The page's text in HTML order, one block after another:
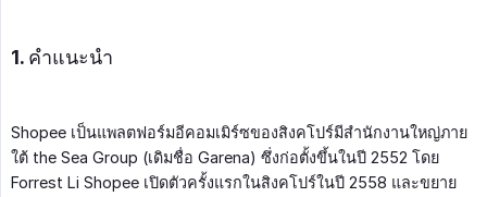
1. คำแนะนำ
Shopee เป็นแพลตฟอร์มอีคอมเมิร์ซของสิงคโปร์มีสำนักงานใหญ่ภาย
ใต้ the Sea Group (เดิมชื่อ Garena) ซึ่งก่อตั้งขึ้นในปี 2552 โดย
Forrest Li Shopee เปิดตัวครั้งแรกในสิงคโปร์ในปี 2558 และขยาย